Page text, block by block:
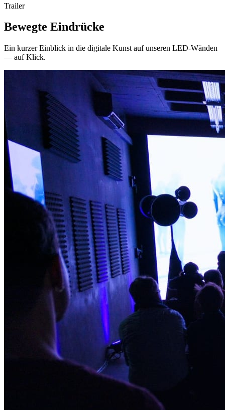
Trailer
Bewegte Eindrücke
Ein kurzer Einblick in die digitale Kunst auf unseren LED-Wänden
— auf Klick.